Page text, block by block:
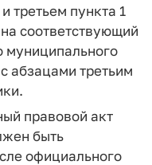
третьем пункта 1
соответствующий
муниципального
абзацами третьим
правовой акт
быть
официального